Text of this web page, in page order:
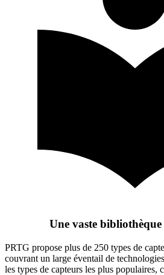
Une vaste bibliothèque
PRTG propose plus de 250 types de
couvrant un large éventail de
les types de capteurs les plus populaires,